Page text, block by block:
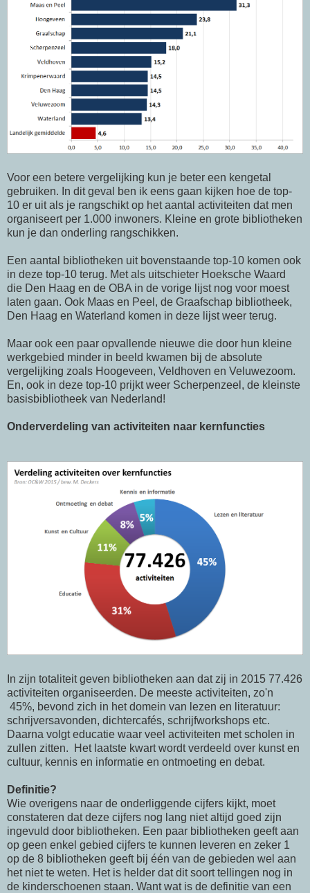
Voor een betere vergelijking kun je beter een kengetal
gebruiken. In dit geval ben ik eens gaan kijken hoe de top-
10 er uit als je rangschikt op het aantal activiteiten dat men
organiseert per 1.000 inwoners. Kleine en grote bibliotheken
kun je dan onderling rangschikken.
Een aantal bibliotheken uit bovenstaande top-10 komen ook
in deze top-10 terug. Met als uitschieter Hoeksche Waard
die Den Haag en de OBA in de vorige lijst nog voor moest
laten gaan. Ook Maas en Peel, de Graafschap bibliotheek,
Den Haag en Waterland komen in deze lijst weer terug.
Maar ook een paar opvallende nieuwe die door hun kleine
werkgebied minder in beeld kwamen bij de absolute
vergelijking zoals Hoogeveen, Veldhoven en Veluwezoom.
En, ook in deze top-10 prijkt weer Scherpenzeel, de kleinste
basisbibliotheek van Nederland!
Onderverdeling van activiteiten naar kernfuncties
In zijn totaliteit geven bibliotheken aan dat zij in 2015 77.426
activiteiten organiseerden. De meeste activiteiten, zo'n
45%, bevond zich in het domein van lezen en literatuur:
schrijversavonden, dichtercafés, schrijfworkshops etc.
Daarna volgt educatie waar veel activiteiten met scholen in
zullen zitten. Het laatste kwart wordt verdeeld over kunst en
cultuur, kennis en informatie en ontmoeting en debat.
Definitie?
Wie overigens naar de onderliggende cijfers kijkt, moet
constateren dat deze cijfers nog lang niet altijd goed zijn
ingevuld door bibliotheken. Een paar bibliotheken geeft aan
op geen enkel gebied cijfers te kunnen leveren en zeker 1
op de 8 bibliotheken geeft bij één van de gebieden wel aan
het niet te weten. Het is helder dat dit soort tellingen nog in
de kinderschoenen staan. Want wat is de definitie van een